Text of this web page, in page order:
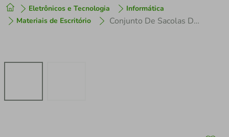
Eletrônicos e Tecnologia
Informática
Materiais de Escritório
Conjunto De Sacolas De Nylon Panvel Acessórios 3 Unidades
1º tenis